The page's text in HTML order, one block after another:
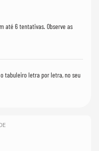
até 6 tentativas. Observe as
tabuleiro letra por letra, no seu